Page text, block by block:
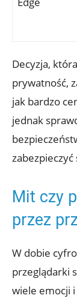
Decyzja,
prywatność,
jak bardzo
jednak
Mit czy
przez
W dobie
przeglądarki
wiele emocji